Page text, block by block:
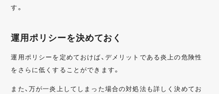
す。
運用ポリシーを決めておく
運用ポリシーを定めておけば、デメリットである炎上の危険性
をさらに低くすることができます。
また、万が一炎上してしまった場合の対処法も詳しく決めてお